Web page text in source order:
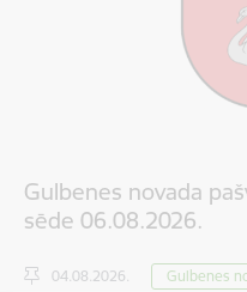
Gulbenes novada
sēde 06.08.2026.
04.08.2026.
Gulbenes